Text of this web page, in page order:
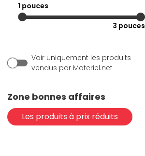
1 pouces
3 pouces
Voir uniquement les produits
vendus par Materiel.net
Zone bonnes affaires
Les produits à prix réduits